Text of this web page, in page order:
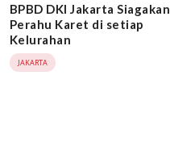
BPBD DKI Jakarta Siagakan
Perahu Karet di setiap
Kelurahan
JAKARTA